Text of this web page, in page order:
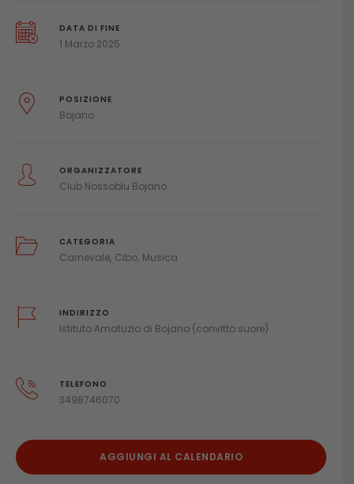
DATA DI FINE
1 Marzo 2025
POSIZIONE
Bojano
ORGANIZZATORE
Club Nossoblu Bojano
CATEGORIA
Carnevale Cibo Musica
INDIRIZZO
Istituto Amatuzio di Bojano (convitto suore)
TELEFONO
3498746070
AGGIUNGI AL CALENDARIO